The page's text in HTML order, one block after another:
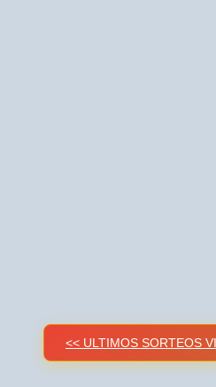
<< ULTIMOS SORTEOS